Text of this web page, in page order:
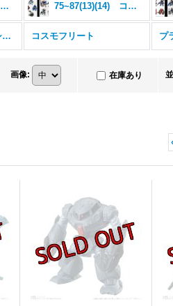
88~98(15)(16)コンバージ 75~87(13)(14) コンバージ
コンバージ ＥＸ ＳＰ シリーズ コスモフリート プ
画像: 在庫あり